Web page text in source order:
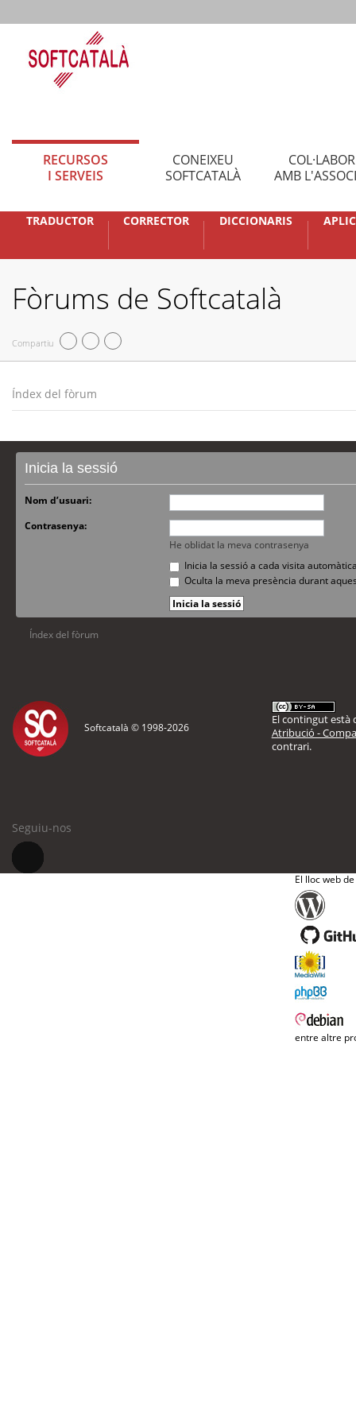
RECURSOS
I SERVEIS
CONEIXEU
SOFTCATALÀ
AMB
TRADUCTOR CORRECTOR DICCIONARIS
Fòrums de Softcatalà
Compartiu
Índex del fòrum
Inicia la sessió
Nom d’usuari:
Contrasenya:
He oblidat la meva contrasenya
Inicia la sessió a cada visita
Oculta la meva presència durant
Índex del fòrum
Softcatalà © 1998-2026
El contingut està
Atribució -
contrari.
Seguiu-nos
El lloc web
entre altre